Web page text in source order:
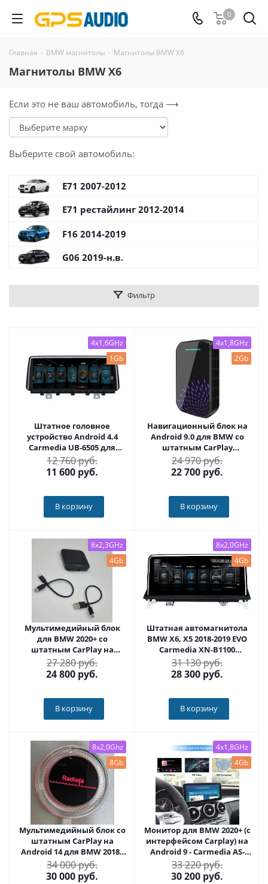
0
Главная - BMW магнитолы - Магнитолы BMW X6
Магнитолы BMW X6
Если это не ваш автомобиль, тогда ⟶
Выберите свой автомобиль:
E71 2007-2012
E71 рестайлинг 2012-2014
F16 2014-2019
G06 2019-н.в.
Фильтр
4x1,6GHz
1Gb
Штатное головное
устройство Android 4.4
Carmedia UB-6505 для
BMW X5 и X6 2014+
12 760 руб.
11 600 руб.
В корзину
4x1,8GHz
2Gb
Навигационный блок на
Android 9.0 для BMW со
штатным CarPlay
CARMEDIA AS-CP91
24 970 руб.
22 700 руб.
В корзину
8x2,3GHz
4Gb
Мультимедийный блок
для BMW 2020+ со
штатным CarPlay на
Android 13 - Carmedia AI-
990
27 280 руб.
24 800 руб.
В корзину
8x2,0GHz
4Gb
Штатная автомагнитола
BMW X6, X5 2018-2019 EVO
Carmedia XN-B1100
Android 10
31 130 руб.
28 300 руб.
В корзину
8x2,0Ghz
8Gb
Мультимедийный блок со
штатным CarPlay на
Android 14 для BMW 2018+
Radiola RDL-Carplay BMW
34 000 руб.
30 000 руб.
4x1,8GHz
4Gb
Монитор для BMW 2020+ (c
интерфейсом Carplay) на
Android 9 - Carmedia AS-
CP14
33 220 руб.
30 200 руб.